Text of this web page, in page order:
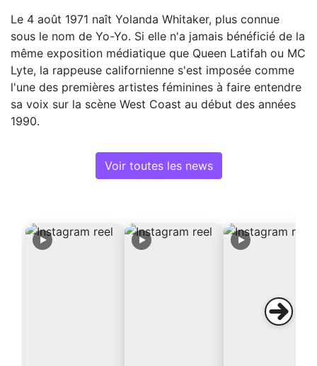
Le 4 août 1971 naît Yolanda Whitaker, plus connue
sous le nom de Yo-Yo. Si elle n'a jamais bénéficié de la
même exposition médiatique que Queen Latifah ou MC
Lyte, la rappeuse californienne s'est imposée comme
l'une des premières artistes féminines à faire entendre
sa voix sur la scène West Coast au début des années
1990.
Voir toutes les news